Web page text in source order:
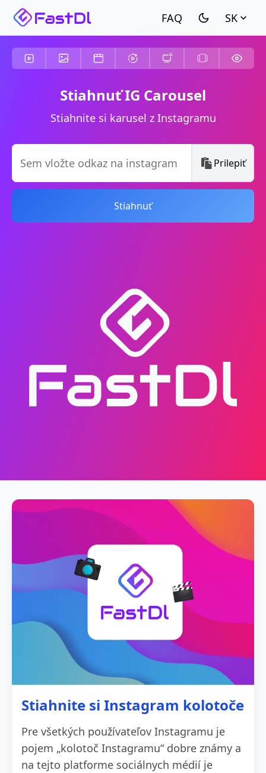
SK
Stiahnuť IG Carousel
Stiahnite si karusel z Instagramu
Prilepiť
Stiahnuť
Stiahnite si Instagram kolotoče
Pre všetkých používateľov Instagramu je
pojem „kolotoč Instagramu“ dobre známy a
na tejto platforme sociálnych médií je